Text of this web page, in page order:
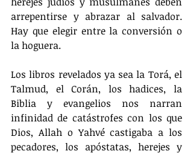
arrepentirse y abrazar al salvador.
Hay que elegir entre la conversión o
la hoguera.
Los libros revelados ya sea la Torá, el
Talmud, el Corán, los hadices, la
Biblia y evangelios nos narran
infinidad de catástrofes con los que
Dios, Allah o Yahvé castigaba a los
pecadores, los apóstatas, herejes y